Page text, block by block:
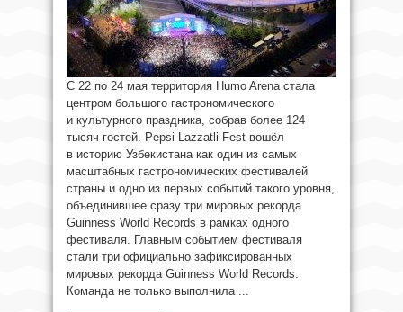
С 22 по 24 мая территория Humo Arena стала
центром большого гастрономического
и культурного праздника, собрав более 124
тысяч гостей. Pepsi Lazzatli Fest вошёл
в историю Узбекистана как один из самых
масштабных гастрономических фестивалей
страны и одно из первых событий такого уровня,
объединившее сразу три мировых рекорда
Guinness World Records в рамках одного
фестиваля. Главным событием фестиваля
стали три официально зафиксированных
мировых рекорда Guinness World Records.
Команда не только выполнила ...